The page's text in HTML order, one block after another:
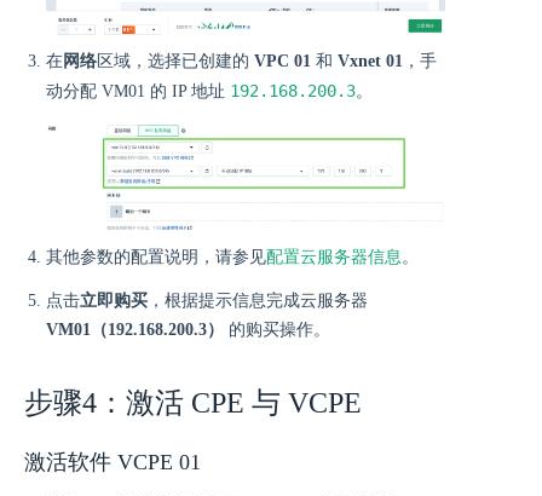
在网络 区域，选择已创建的 VPC 01 和 Vxnet 01 ，手
动分配 VM01 的 IP 地址 192.168.200.3。
其他参数的配置说明，请参见配置云服务器信息。
点击立即购买 ，根据提示信息完成云服务器
VM01（192.168.200.3）
的购买操作。
步骤4：激活 CPE 与 VCPE
激活软件 VCPE 01